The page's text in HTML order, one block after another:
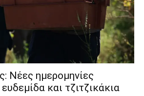
Νέες ημερομηνίες
και τζιτζικάκια